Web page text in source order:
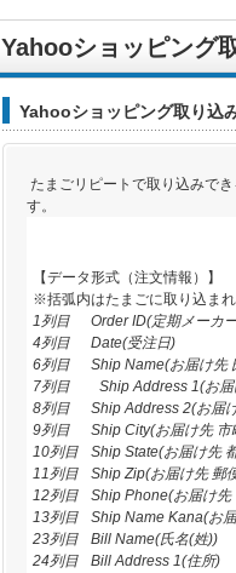
Yahooショッピング
Yahooショッピング取り込
たまごリピートで取り込みで
す。
【データ形式（注文情報）】
※括弧内はたまごに取り込ま
1列目
Order ID(定期メーカ
4列目
Date(受注日)
6列目
Ship Name(お届け先
7列目 Ship Address 1(お届
8列目
Ship Address 2(お届
9列目
Ship City(お届け先 市
10列目
Ship State(お届け先
11列目
Ship Zip(お届け先 郵
12列目
Ship Phone(お届け先
13列目
Ship Name Kana(お
23列目
Bill Name(氏名(姓))
24列目
Bill Address 1(住所)